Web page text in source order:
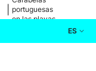
portuguesas
en las playas
ES